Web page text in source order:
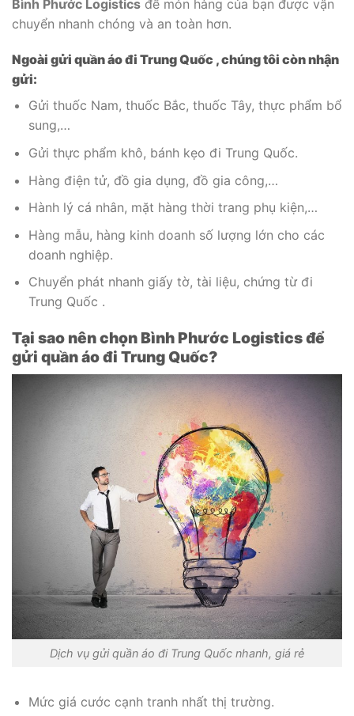
Bình Phước Logistics để món hàng của bạn được vận
chuyển nhanh chóng và an toàn hơn.
Ngoài gửi quần áo đi Trung Quốc , chúng tôi còn nhận
gửi:
Gửi thuốc Nam, thuốc Bắc, thuốc Tây, thực phẩm bổ
sung,…
Gửi thực phẩm khô, bánh kẹo đi Trung Quốc.
Hàng điện tử, đồ gia dụng, đồ gia công,…
Hành lý cá nhân, mặt hàng thời trang phụ kiện,…
Hàng mẫu, hàng kinh doanh số lượng lớn cho các
doanh nghiệp.
Chuyển phát nhanh giấy tờ, tài liệu, chứng từ đi
Trung Quốc .
Tại sao nên chọn Bình Phước Logistics để
gửi quần áo đi Trung Quốc?
Dịch vụ gửi quần áo đi Trung Quốc nhanh, giá rẻ
Mức giá cước cạnh tranh nhất thị trường.